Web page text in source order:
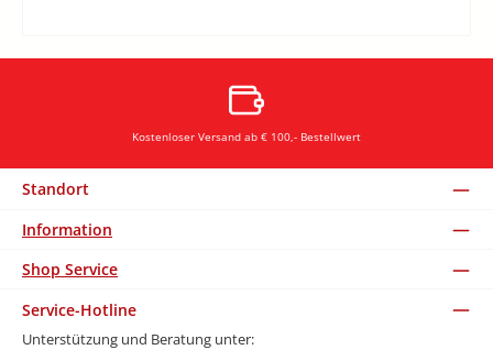
Kostenloser Versand ab € 100,- Bestellwert
Standort
Information
Shop Service
Service-Hotline
Unterstützung und Beratung unter: